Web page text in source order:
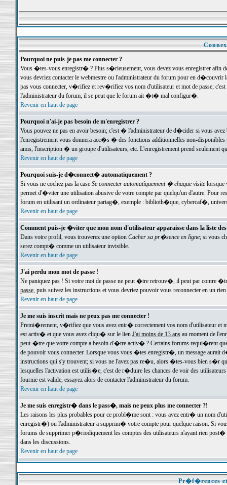
Pourquoi ne puis-je pas me connecter ?
Vous �tes-vous enregistr� ? Plus s�rieusement, vous devez vous enregistrer
vous devriez contacter le webmestre ou l'administrateur du forum pour en
pas vous connecter, v�rifiez et rev�rifiez vos nom d'utilisateur et mot de passe;
l'administrateur du forum; il se peut que le forum ait �t� mal configur�.
Revenir en haut de page
Pourquoi n'ai-je pas besoin de m'enregistrer ?
Vous pouvez ne pas en avoir besoin; c'est � l'administrateur de d�cider si vous
l'enregistrement vous donnera acc�s � des fonctions additionnelles non-
amis, l'inscription � un groupe d'utilisateurs, etc. L'enregistrement prend seulement
Revenir en haut de page
Pourquoi suis-je d�connect� automatiquement ?
Si vous ne cochez pas la case Se connecter automatiquement � chaque visitelorsque
permet d'�viter une utilisation abusive de votre compte par quelqu'un d'autre. Pour
forum en utilisant un ordinateur partag�, exemple : biblioth�que, cybercaf�,
Revenir en haut de page
Comment puis-je �viter que mon nom d'utilisateur apparaisse dans la liste
Dans votre profil, vous trouverez une option Cacher sa pr�sence en ligne; si vous
serez compt� comme un utilisateur invisible.
Revenir en haut de page
J'ai perdu mon mot de passe !
Ne paniquez pas ! Si votre mot de passe ne peut �tre retrouv�, il peut par contre
passe, puis suivez les instructions et vous devriez pouvoir vous reconnecter en un rien
Revenir en haut de page
Je me suis inscrit mais ne peux pas me connecter !
Premi�rement, v�rifiez que vous avez entr� correctement vos nom d'utilisateur
est activ� et que vous avez cliqu� sur le lien J'ai moins de 13 ansau moment de
peut-�tre que votre compte a besoin d'�tre activ� ? Certains forums requi�rent
de pouvoir vous connecter. Lorsque vous vous �tes enregistr�, un message aurait
instructions qui s'y trouvent; si vous ne l'avez pas re�u, alors �tes-vous bien s�r
lesquelles l'activation est utilis�e, c'est de r�duire les chances de voir des
fournie est valide, essayez alors de contacter l'administrateur du forum.
Revenir en haut de page
Je me suis enregistr� dans le pass�, mais ne peux plus me connecter ?!
Les raisons les plus probables pour ce probl�me sont : vous avez entr� un nom
enregistr�) ou l'administrateur a supprim� votre compte pour quelque raison. Si
forums de supprimer p�riodiquement les comptes des utilisateurs n'ayant rien
dans les discussions.
Revenir en haut de page
Pr�f�rences